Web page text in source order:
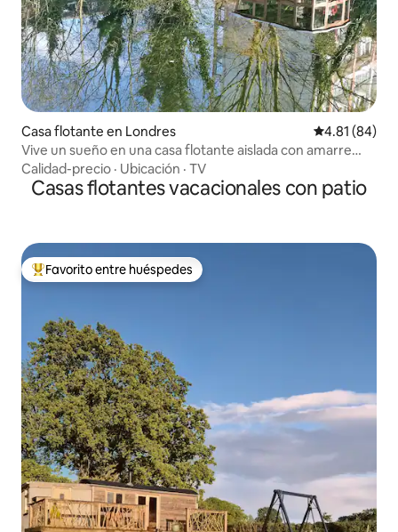
Casa flotante en Londres Calificación
4.81 (84)
Vive un sueño en una casa flotante aislada con amarre
privado
Calidad-precio · Ubicación · TV
Casas flotantes vacacionales con patio
Favorito entre huéspedes preferido
Favorito entre huéspedes